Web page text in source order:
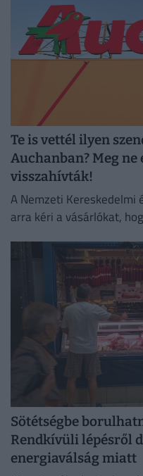
Te is vettél ilyen
Auchanban? Meg
visszahívták!
A Nemzeti Kereskedelmi
arra kéri a vásárlókat,
Sötétségbe
Rendkívüli lépésről
energiaválság miatt